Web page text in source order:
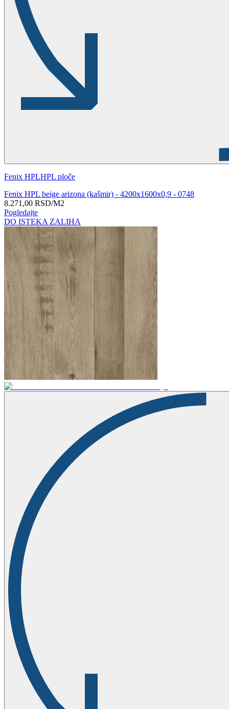
Fenix HPLHPL ploče
Fenix HPL beige arizona (kašmir) - 4200x1600x0,9 - 0748
8.271,00 RSD/M2
Pogledajte
DO ISTEKA ZALIHA